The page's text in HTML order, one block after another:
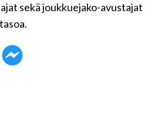
sekä joukkuejako-avustajat